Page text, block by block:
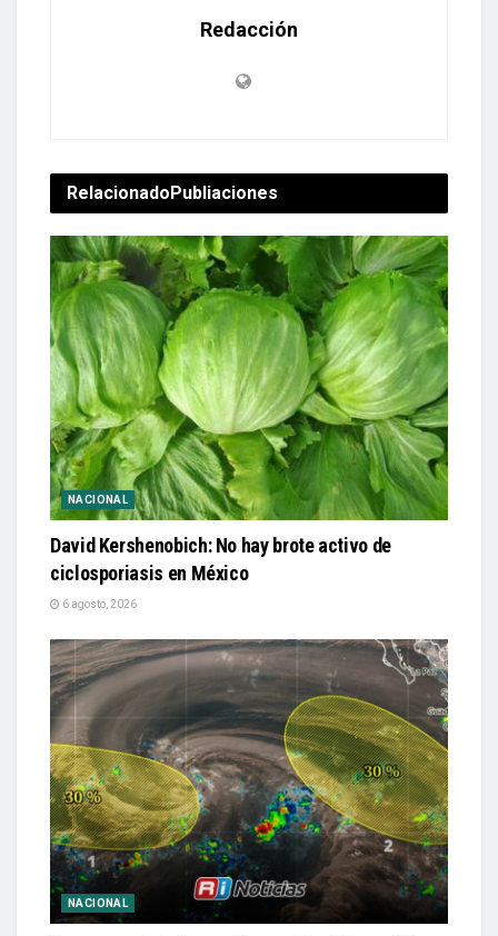
Redacción
Relacionado Publiaciones
NACIONAL
David Kershenobich: No hay brote activo de
ciclosporiasis en México
6 agosto, 2026
NACIONAL